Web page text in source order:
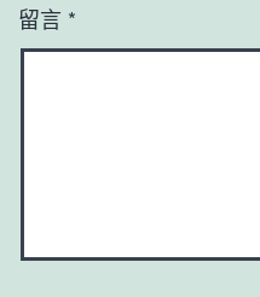
留言 *